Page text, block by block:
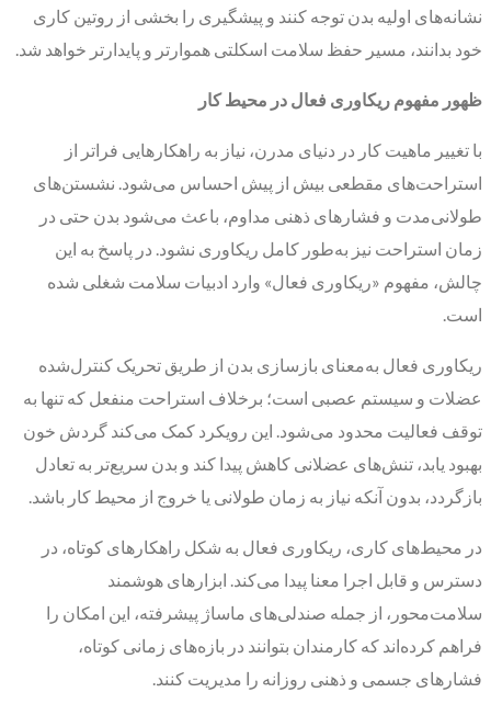
نشانه‌های اولیه بدن توجه کنند و پیشگیری را بخشی از روتین کاری
خود بدانند، مسیر حفظ سلامت اسکلتی هموارتر و پایدارتر خواهد شد.
ظهور مفهوم ریکاوری فعال در محیط کار
با تغییر ماهیت کار در دنیای مدرن، نیاز به راهکارهایی فراتر از
استراحت‌های مقطعی بیش از پیش احساس می‌شود. نشستن‌های
طولانی‌مدت و فشارهای ذهنی مداوم، باعث می‌شود بدن حتی در
زمان استراحت نیز به‌طور کامل ریکاوری نشود. در پاسخ به این
چالش، مفهوم «ریکاوری فعال» وارد ادبیات سلامت شغلی شده
است.
ریکاوری فعال به‌معنای بازسازی بدن از طریق تحریک کنترل‌شده
عضلات و سیستم عصبی است؛ برخلاف استراحت منفعل که تنها به
توقف فعالیت محدود می‌شود. این رویکرد کمک می‌کند گردش خون
بهبود یابد، تنش‌های عضلانی کاهش پیدا کند و بدن سریع‌تر به تعادل
بازگردد، بدون آنکه نیاز به زمان طولانی یا خروج از محیط کار باشد.
در محیط‌های کاری، ریکاوری فعال به شکل راهکارهای کوتاه، در
دسترس و قابل اجرا معنا پیدا می‌کند. ابزارهای هوشمند
سلامت‌محور، از جمله صندلی‌های ماساژ پیشرفته، این امکان را
فراهم کرده‌اند که کارمندان بتوانند در بازه‌های زمانی کوتاه،
فشارهای جسمی و ذهنی روزانه را مدیریت کنند.